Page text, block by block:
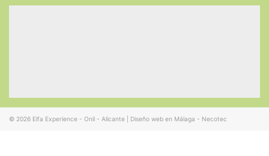
© 2026 Elfa Experience - Onil - Alicante Diseño web en Málaga - Necotec